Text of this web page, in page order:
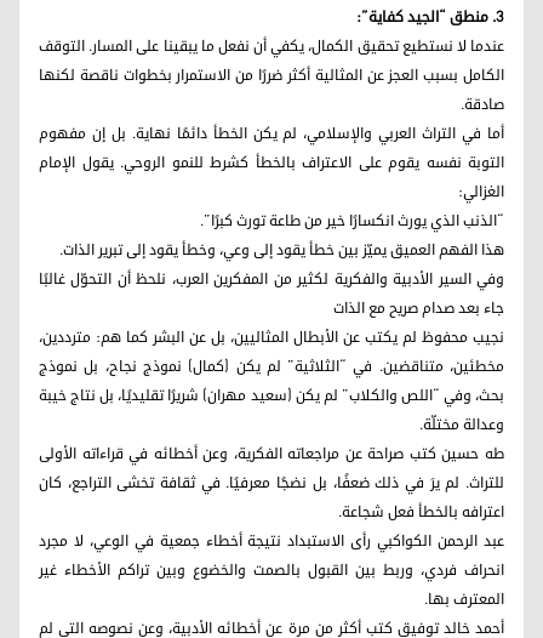
3. منطق “الجيد كفاية”:
عندما لا نستطيع تحقيق الكمال، يكفي أن نفعل ما يبقينا على المسار. التوقف
الكامل بسبب العجز عن المثالية أكثر ضررًا من الاستمرار بخطوات ناقصة لكنها
صادقة.
أما في التراث العربي والإسلامي، لم يكن الخطأ دائمًا نهاية. بل إن مفهوم
التوبة نفسه يقوم على الاعتراف بالخطأ كشرط للنمو الروحي. يقول الإمام
الغزالي:
“الذنب الذي يورث انكسارًا خير من طاعة تورث كبرًا”.
هذا الفهم العميق يميّز بين خطأ يقود إلى وعي، وخطأ يقود إلى تبرير الذات.
وفي السير الأدبية والفكرية لكثير من المفكرين العرب، نلحظ أن التحوّل غالبًا
جاء بعد صدام صريح مع الذات
نجيب محفوظ لم يكتب عن الأبطال المثاليين، بل عن البشر كما هم: مترددين،
مخطئين، متناقضين. في “الثلاثية” لم يكن (كمال) نموذج نجاح، بل نموذج
بحث، وفي “اللص والكلاب” لم يكن (سعيد مهران) شريرًا تقليديًا، بل نتاج خيبة
وعدالة مختلّة.
طه حسين كتب صراحة عن مراجعاته الفكرية، وعن أخطائه في قراءاته الأولى
للتراث. لم يرَ في ذلك ضعفًا، بل نضجًا معرفيًا. في ثقافة تخشى التراجع، كان
اعترافه بالخطأ فعل شجاعة.
عبد الرحمن الكواكبي رأى الاستبداد نتيجة أخطاء جمعية في الوعي، لا مجرد
انحراف فردي، وربط بين القبول بالصمت والخضوع وبين تراكم الأخطاء غير
المعترف بها.
أحمد خالد توفيق كتب أكثر من مرة عن أخطائه الأدبية، وعن نصوصه التي لم